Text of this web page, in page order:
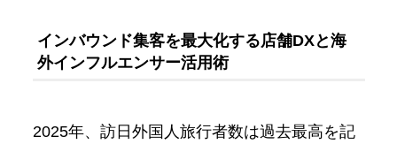
インバウンド集客を最大化する店舗DXと海
外インフルエンサー活用術
2025年、訪日外国人旅行者数は過去最高を記